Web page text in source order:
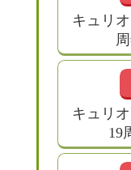
キュリ
キュリ
19